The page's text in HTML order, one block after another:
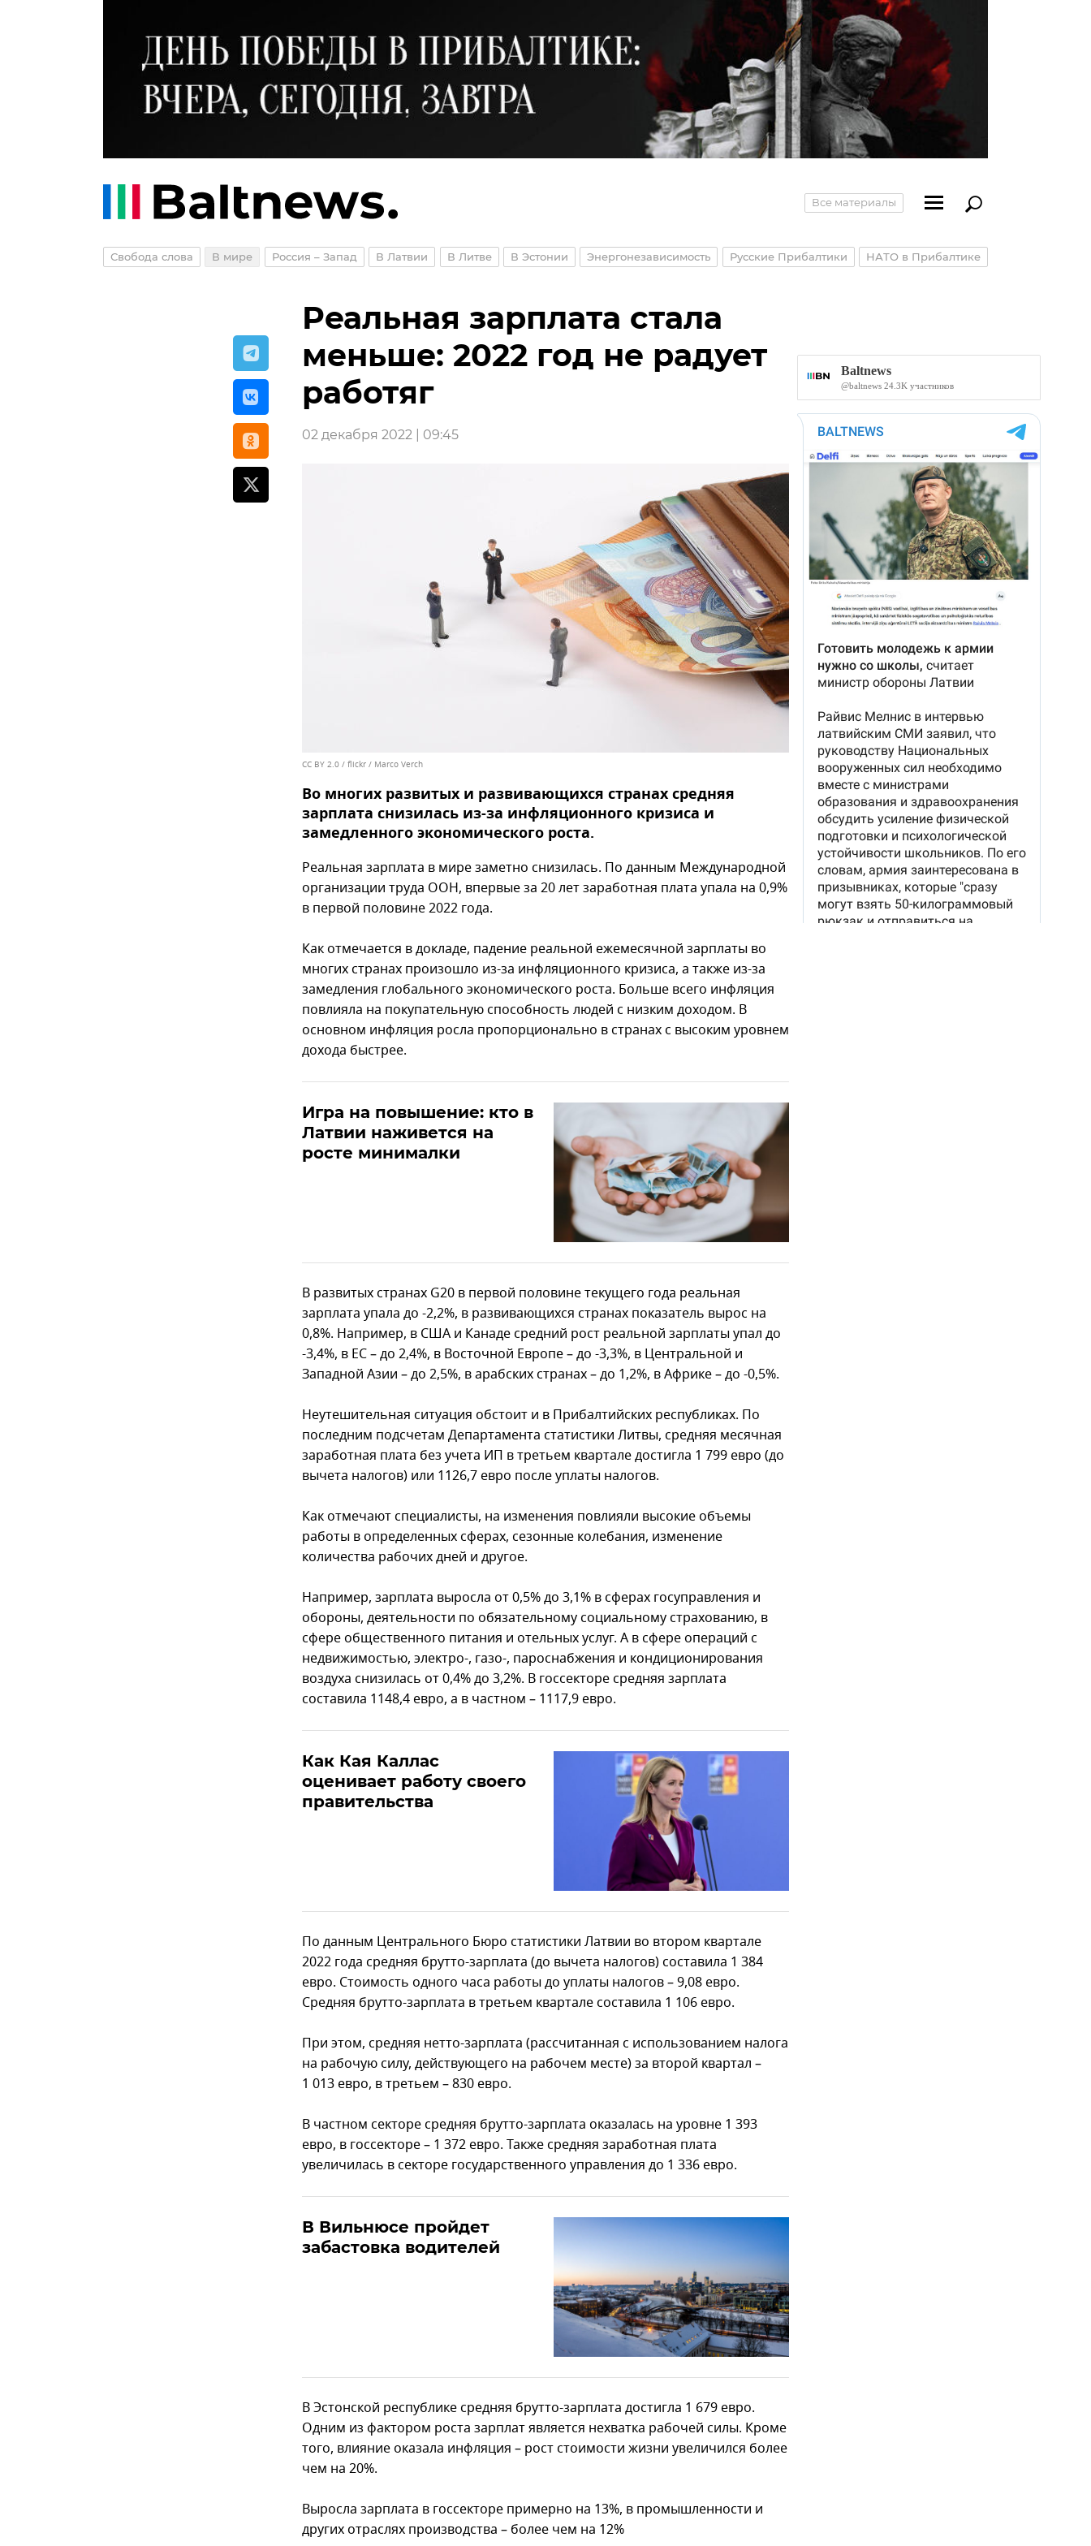
Все материалы
Свобода слова В мире Россия – Запад В Латвии В Литве В Эстонии Энергонезависимость Русские Прибалтики НАТО в Прибалтике
Реальная зарплата стала
меньше: 2022 год не радует
работяг
02 декабря 2022 | 09:45
CC BY 2.0 / flickr / Marco Verch
Во многих развитых и развивающихся странах средняя
зарплата снизилась из-за инфляционного кризиса и
замедленного экономического роста.
Реальная зарплата в мире заметно снизилась. По данным Международной
организации труда ООН, впервые за 20 лет заработная плата упала на 0,9%
в первой половине 2022 года.
Как отмечается в докладе, падение реальной ежемесячной зарплаты во
многих странах произошло из-за инфляционного кризиса, а также из-за
замедления глобального экономического роста. Больше всего инфляция
повлияла на покупательную способность людей с низким доходом. В
основном инфляция росла пропорционально в странах с высоким уровнем
дохода быстрее.
Игра на повышение: кто в
Латвии наживется на
росте минималки
В развитых странах G20 в первой половине текущего года реальная
зарплата упала до -2,2%, в развивающихся странах показатель вырос на
0,8%. Например, в США и Канаде средний рост реальной зарплаты упал до
-3,4%, в ЕС – до 2,4%, в Восточной Европе – до -3,3%, в Центральной и
Западной Азии – до 2,5%, в арабских странах – до 1,2%, в Африке – до -0,5%.
Неутешительная ситуация обстоит и в Прибалтийских республиках. По
последним подсчетам Департамента статистики Литвы, средняя месячная
заработная плата без учета ИП в третьем квартале достигла 1 799 евро (до
вычета налогов) или 1126,7 евро после уплаты налогов.
Как отмечают специалисты, на изменения повлияли высокие объемы
работы в определенных сферах, сезонные колебания, изменение
количества рабочих дней и другое.
Например, зарплата выросла от 0,5% до 3,1% в сферах госуправления и
обороны, деятельности по обязательному социальному страхованию, в
сфере общественного питания и отельных услуг. А в сфере операций с
недвижимостью, электро-, газо-, пароснабжения и кондиционирования
воздуха снизилась от 0,4% до 3,2%. В госсекторе средняя зарплата
составила 1148,4 евро, а в частном – 1117,9 евро.
Как Кая Каллас
оценивает работу своего
правительства
По данным Центрального Бюро статистики Латвии во втором квартале
2022 года средняя брутто-зарплата (до вычета налогов) составила 1 384
евро. Стоимость одного часа работы до уплаты налогов – 9,08 евро.
Средняя брутто-зарплата в третьем квартале составила 1 106 евро.
При этом, средняя нетто-зарплата (рассчитанная с использованием налога
на рабочую силу, действующего на рабочем месте) за второй квартал –
1 013 евро, в третьем – 830 евро.
В частном секторе средняя брутто-зарплата оказалась на уровне 1 393
евро, в госсекторе – 1 372 евро. Также средняя заработная плата
увеличилась в секторе государственного управления до 1 336 евро.
В Вильнюсе пройдет
забастовка водителей
В Эстонской республике средняя брутто-зарплата достигла 1 679 евро.
Одним из фактором роста зарплат является нехватка рабочей силы. Кроме
того, влияние оказала инфляция – рост стоимости жизни увеличился более
чем на 20%.
Выросла зарплата в госсекторе примерно на 13%, в промышленности и
других отраслях производства – более чем на 12%